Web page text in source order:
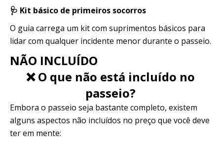
🩺 Kit básico de primeiros socorros
O guia carrega um kit com suprimentos básicos para
lidar com qualquer incidente menor durante o passeio.
NÃO INCLUÍDO
❌ O que não está incluído no
passeio?
Embora o passeio seja bastante completo, existem
alguns aspectos não incluídos no preço que você deve
ter em mente: